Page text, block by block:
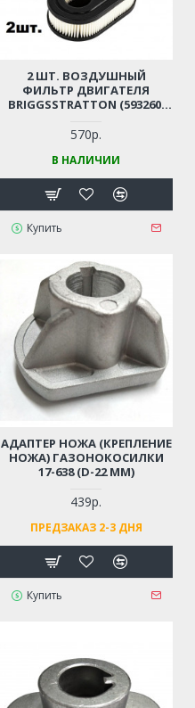
2 ШТ. ВОЗДУШНЫЙ
ФИЛЬТР ДВИГАТЕЛЯ
BRIGGSSTRATTON (593260,
ГАЗОНОКОСИЛКИ
HUSQVARNA, YARD-MACHINE,
PATRIOT, CHAMPION И ПР.
570р.
В НАЛИЧИИ
Купить
АДАПТЕР НОЖА (КРЕПЛЕНИЕ
НОЖА) ГАЗОНОКОСИЛКИ
17-638 (D-22 ММ)
439р.
ПРЕДЗАКАЗ 2-3 ДНЯ
Купить